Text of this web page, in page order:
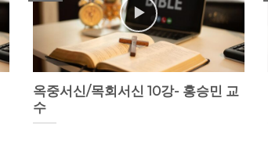
옥중서신/목회서신 10강- 홍승민 교
수